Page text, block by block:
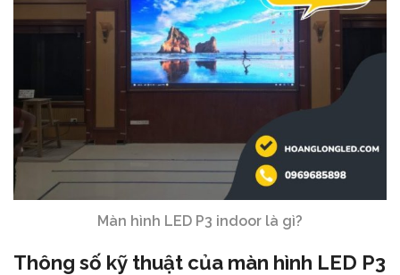
Màn hình LED P3 indoor là gì?
Thông số kỹ thuật của màn hình LED P3